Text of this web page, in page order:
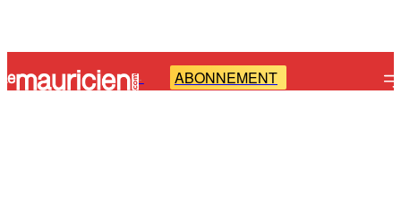
- ABONNEMENT